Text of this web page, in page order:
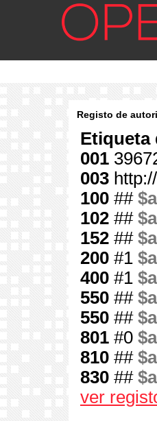
Registo de
Etiqueta
001
003
100 ## $a
102 ## $a
152 ## $a
200 #1 $a
400 #1 $a
550 ## $a
550 ## $a
801 #0 $a
810 ## $a
830 ## $a
ver